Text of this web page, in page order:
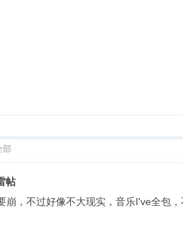
部
帖
崩，不过好像不大现实，音乐I've全包